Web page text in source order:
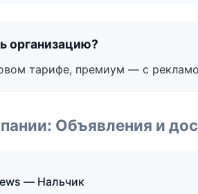
организацию?
тарифе, премиум — с
Объявления и
— Нальчик